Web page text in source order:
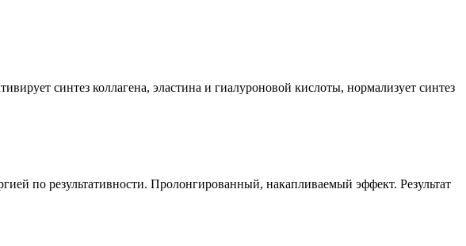
синтез коллагена, эластина и гиалуроновой кислоты, нормализует синтез
по результативности. Пролонгированный, накапливаемый эффект. Результат